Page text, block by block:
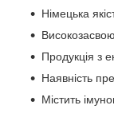
Німецька
Продукція з
Наявність
Містить